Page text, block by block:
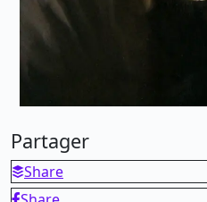
Partager
Share